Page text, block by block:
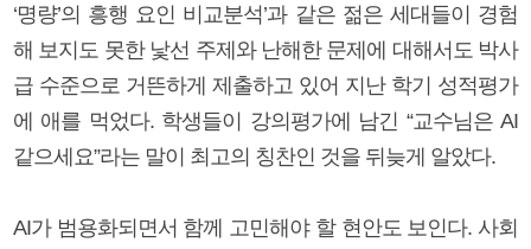
‘명량’의 흥행 요인 비교분석’과 같은 젊은 세대들이 경험
해 보지도 못한 낯선 주제와 난해한 문제에 대해서도 박사
급 수준으로 거뜬하게 제출하고 있어 지난 학기 성적평가
에 애를 먹었다. 학생들이 강의평가에 남긴 “교수님은 AI
같으세요”라는 말이 최고의 칭찬인 것을 뒤늦게 알았다.
AI가 범용화되면서 함께 고민해야 할 현안도 보인다. 사회